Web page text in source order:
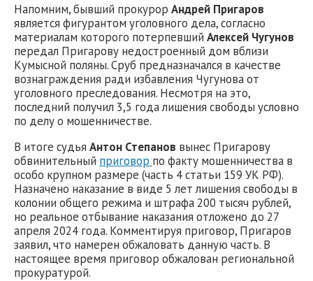
Напомним, бывший прокурор Андрей Пригаров
является фигурантом уголовного дела, согласно
материалам которого потерпевший Алексей Чугунов
передал Пригарову недостроенный дом вблизи
Кумысной поляны. Сруб предназначался в качестве
вознаграждения ради избавления Чугунова от
уголовного преследования. Несмотря на это,
последний получил 3,5 года лишения свободы условно
по делу о мошенничестве.
В итоге судья Антон Степанов вынес Пригарову
обвинительный приговор по факту мошенничества в
особо крупном размере (часть 4 статьи 159 УК РФ).
Назначено наказание в виде 5 лет лишения свободы в
колонии общего режима и штрафа 200 тысяч рублей,
но реальное отбывание наказания отложено до 27
апреля 2024 года. Комментируя приговор, Пригаров
заявил, что намерен обжаловать данную часть. В
настоящее время приговор обжалован региональной
прокуратурой.